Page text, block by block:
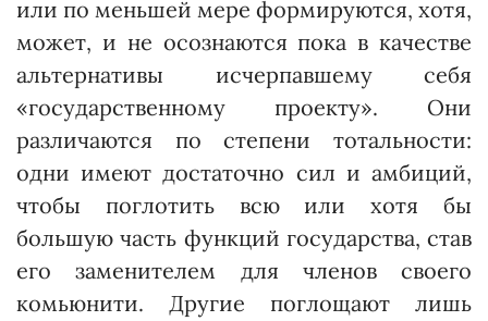
или по меньшей мере формируются, хотя,
может, и не осознаются пока в качестве
альтернативы исчерпавшему себя
«государственному проекту». Они
различаются по степени тотальности:
одни имеют достаточно сил и амби­ций,
чтобы поглотить всю или хотя бы
большую часть функций государства, став
его заменителем для членов своего
комьюнити. Другие поглощают лишь